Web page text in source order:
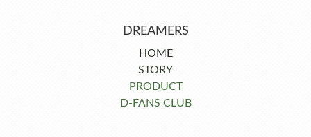
DREAMERS
HOME
STORY
PRODUCT
D-FANS CLUB